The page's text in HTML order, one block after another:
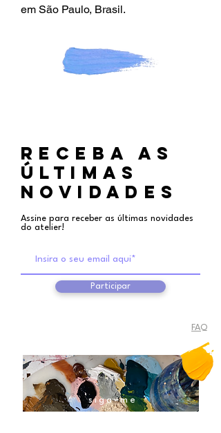
em São Paulo, Brasil.
RECEBA aS
ÚLTIMAS
NOVIDADES
Assine para receber as últimas novidades
do atelier!
Participar
FAQ
siga-me